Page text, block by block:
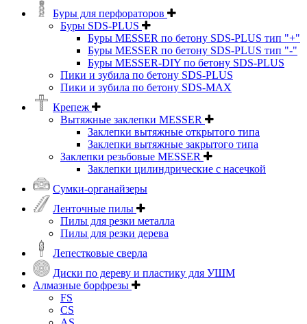
Буры для перфораторов
Буры SDS-PLUS
Буры MESSER по бетону SDS-PLUS тип "+"
Буры MESSER по бетону SDS-PLUS тип "-"
Буры MESSER-DIY по бетону SDS-PLUS
Пики и зубила по бетону SDS-PLUS
Пики и зубила по бетону SDS-MAX
Крепеж
Вытяжные заклепки MESSER
Заклепки вытяжные открытого типа
Заклепки вытяжные закрытого типа
Заклепки резьбовые MESSER
Заклепки цилиндрические с насечкой
Сумки-органайзеры
Ленточные пилы
Пилы для резки металла
Пилы для резки дерева
Лепестковые сверла
Диски по дереву и пластику для УШМ
Алмазные борфрезы
FS
CS